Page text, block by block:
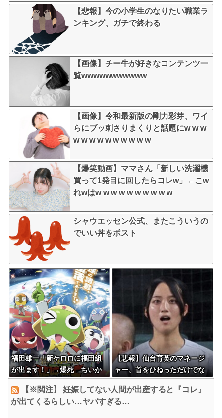
【悲報】今の小学生のなりたい職業ラ
ンキング、ガチで終わる
【画像】チー牛が好きなコンテンツ一
覧wwwwwwwwwww
【画像】令和最新版の剛力彩芽、ワイ
らにブッ刺さりまくりと話題にw w w
w w w w w w w w w w
【爆笑動画】ママさん「新しい洗濯機
買って1発目に回したらコレw」←こw
れwはw w w w w w w w w w
シャウエッセン公式、またこういうの
でいい丼をポスト
福田雄一「新ケロロに福田組
が出ます！」→爆死 ちいか
わの監督「原作に忠実に」→
爆売れ
【悲報】仙台育英のマネージ
ャー、首をひねっただけでな
ぜかウインクしたことにされ
てしまう
【※閲注】 妊娠してない人間が出産すると『コレ』
が出てくるらしい…ヤバすぎる…